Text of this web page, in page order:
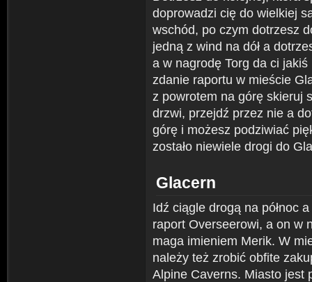
doprowadzi cię do wielkiej
wschód, po czym dotrzesz
jedną z wind na dół a
a w nagrodę Torg da ci
zdanie raportu w mieście
z powrotem na górę skieruj
drzwi, przejdź przez nie a
górę i możesz podziwiać
zostało niewiele drogi do
Glacern
Idź ciągle drogą na północ
raport Overseerowi, a on w
maga imieniem Merik. W
należy też zrobić obfite
Alpine Caverns. Miasto jest